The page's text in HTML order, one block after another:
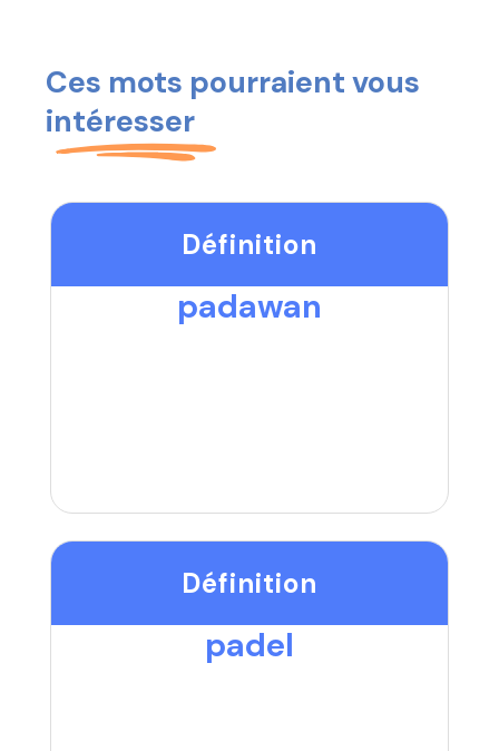
Ces mots pourraient vous
intéresser
Définition
padawan
Définition
padel